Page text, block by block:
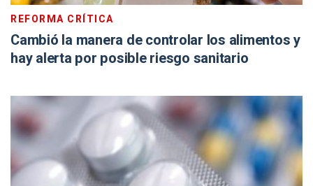
REFORMA CRÍTICA
Cambió la manera de controlar los alimentos y
hay alerta por posible riesgo sanitario